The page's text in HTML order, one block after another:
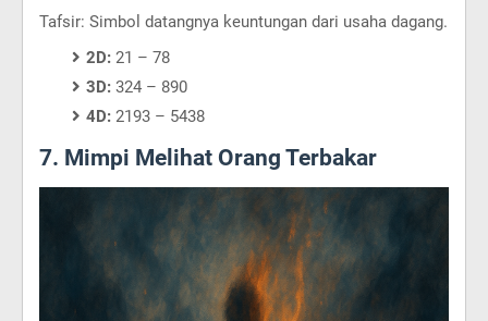
Tafsir: Simbol datangnya keuntungan dari usaha dagang.
2D: 21 – 78
3D: 324 – 890
4D: 2193 – 5438
7. Mimpi Melihat Orang Terbakar